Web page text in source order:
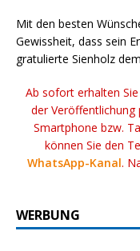
Mit den besten
Gewissheit, dass sein
gratulierte Sienholz
Ab sofort erhalten
der
Smartphone bzw.
können Sie den
WhatsApp-Kanal.
WERBUNG